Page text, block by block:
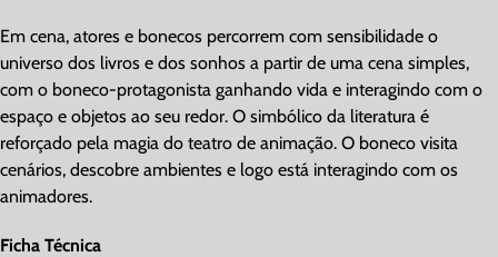
Em cena, atores e bonecos percorrem com sensibilidade o
universo dos livros e dos sonhos a partir de uma cena simples,
com o boneco-protagonista ganhando vida e interagindo com o
espaço e objetos ao seu redor. O simbólico da literatura é
reforçado pela magia do teatro de animação. O boneco visita
cenários, descobre ambientes e logo está interagindo com os
animadores.
Ficha Técnica